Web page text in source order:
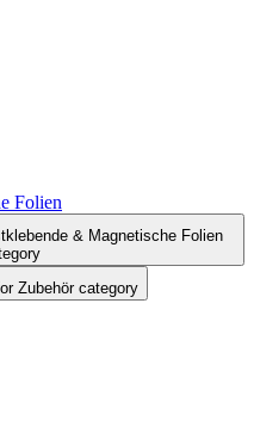
Folien
& Magnetische Folien
Zubehör category